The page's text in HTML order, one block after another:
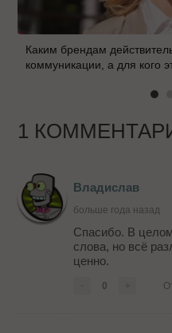
Каким брендам
коммуникации, а для кого
1
Владислав
больше года назад
Спасибо. В
слова, но всё
ценно.
0